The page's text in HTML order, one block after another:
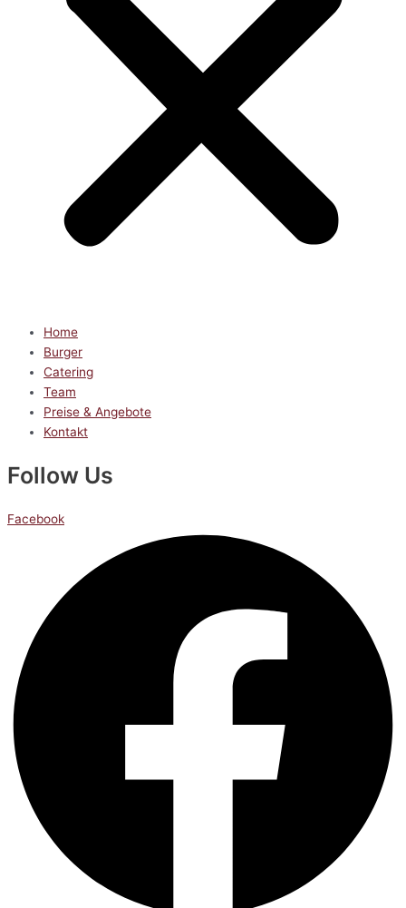
Home
Burger
Catering
Team
Preise & Angebote
Kontakt
Follow Us
Facebook